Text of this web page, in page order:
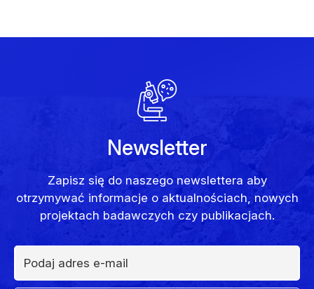
Newsletter
Zapisz się do naszego newslettera aby
otrzymywać informacje o aktualnościach, nowych
projektach badawczych czy publikacjach.